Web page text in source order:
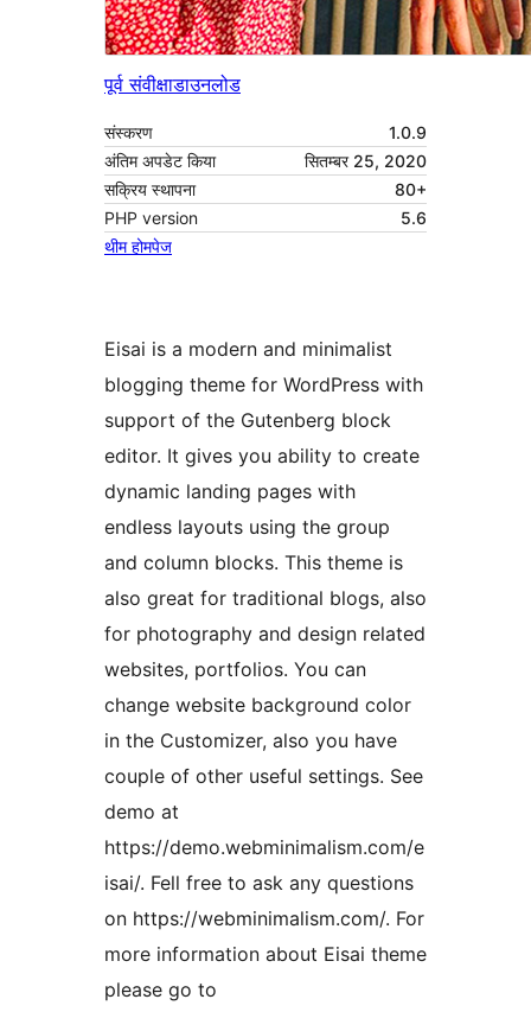
पूर्व संवीक्षाडाउनलोड
संस्करण
1.0.9
अंतिम अपडेट किया
सितम्बर 25, 2020
सक्रिय स्थापना
80+
PHP version
5.6
थीम होमपेज
Eisai is a modern and minimalist
blogging theme for WordPress with
support of the Gutenberg block
editor. It gives you ability to create
dynamic landing pages with
endless layouts using the group
and column blocks. This theme is
also great for traditional blogs, also
for photography and design related
websites, portfolios. You can
change website background color
in the Customizer, also you have
couple of other useful settings. See
demo at
https://demo.webminimalism.com/e
isai/. Fell free to ask any questions
on https://webminimalism.com/. For
more information about Eisai theme
please go to